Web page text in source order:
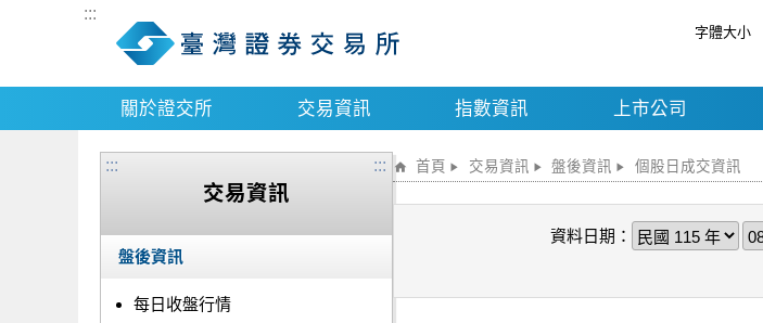
:::
字體大小
關於證交所 交易資訊 指數資訊 上市公司
:::
交易資訊
盤後資訊
每日收盤行情
::: 首頁 交易資訊 盤後資訊 個股日成交資訊
資料日期：